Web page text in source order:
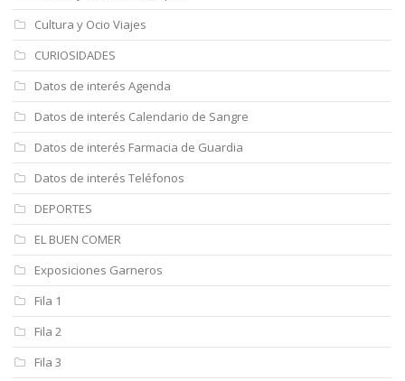
Cultura y Ocio Viajes
CURIOSIDADES
Datos de interés Agenda
Datos de interés Calendario de Sangre
Datos de interés Farmacia de Guardia
Datos de interés Teléfonos
DEPORTES
EL BUEN COMER
Exposiciones Garneros
Fila 1
Fila 2
Fila 3